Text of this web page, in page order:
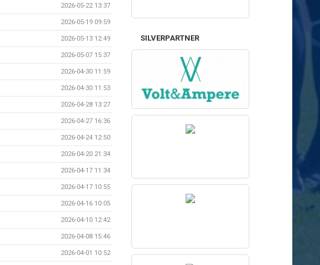
2026-05-22 13:37
2026-05-19 09:59
2026-05-13 12:49
2026-05-07 15:37
2026-04-30 11:59
2026-04-30 11:53
2026-04-28 13:27
2026-04-27 16:36
2026-04-24 12:50
2026-04-20 21:34
2026-04-17 11:34
2026-04-17 10:55
2026-04-16 10:05
2026-04-10 12:42
2026-04-08 15:46
2026-04-01 10:52
SILVERPARTNER